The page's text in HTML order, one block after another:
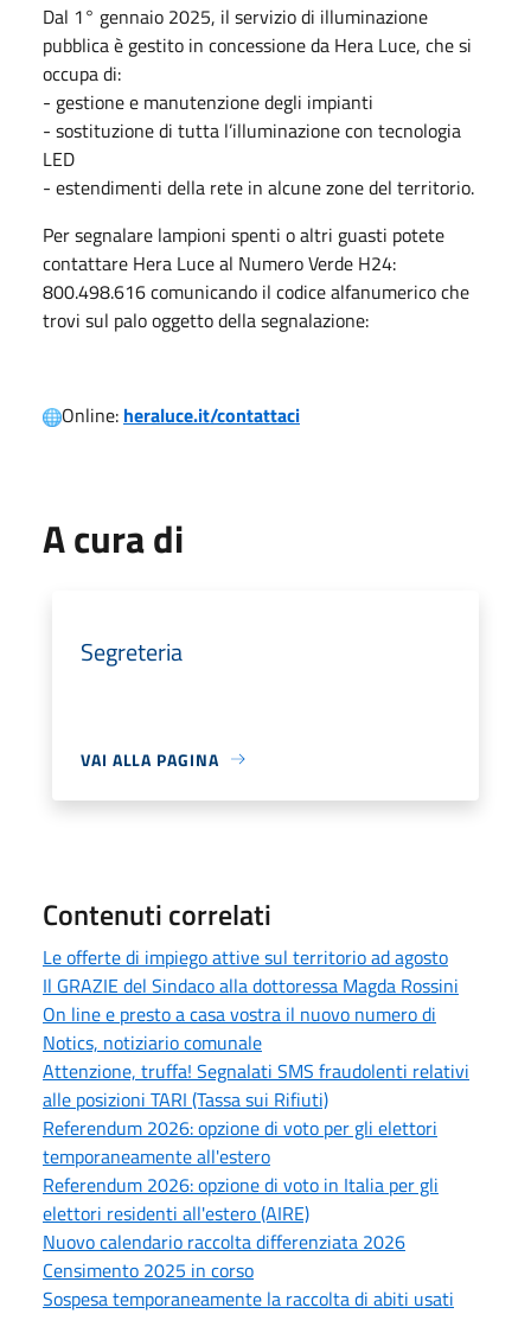
Dal 1° gennaio 2025, il servizio di illuminazione
pubblica è gestito in concessione da Hera Luce, che si
occupa di:
- gestione e manutenzione degli impianti
- sostituzione di tutta l’illuminazione con tecnologia
LED
- estendimenti della rete in alcune zone del territorio.
Per segnalare lampioni spenti o altri guasti potete
contattare Hera Luce al Numero Verde H24:
800.498.616 comunicando il codice alfanumerico che
trovi sul palo oggetto della segnalazione:
Online: heraluce.it/contattaci
A cura di
Segreteria
VAI ALLA PAGINA
Contenuti correlati
Le offerte di impiego attive sul territorio ad agosto
Il GRAZIE del Sindaco alla dottoressa Magda Rossini
On line e presto a casa vostra il nuovo numero di
Notics, notiziario comunale
Attenzione, truffa! Segnalati SMS fraudolenti relativi
alle posizioni TARI (Tassa sui Rifiuti)
Referendum 2026: opzione di voto per gli elettori
temporaneamente all'estero
Referendum 2026: opzione di voto in Italia per gli
elettori residenti all'estero (AIRE)
Nuovo calendario raccolta differenziata 2026
Censimento 2025 in corso
Sospesa temporaneamente la raccolta di abiti usati